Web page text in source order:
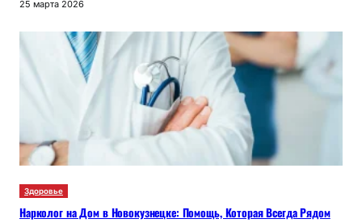
25 марта 2026
Здоровье
Нарколог на Дом в Новокузнецке: Помощь, Которая Всегда Рядом